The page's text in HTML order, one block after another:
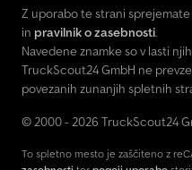
Z uporabo te strani sprejemate
in pravilnik o zasebnosti.
Navedene znamke so v lasti
TruckScout24 GmbH ne
povezanih zunanjih spletnih
© 2000 - 2026 TruckScout24
To spletno mesto je zaščiteno z